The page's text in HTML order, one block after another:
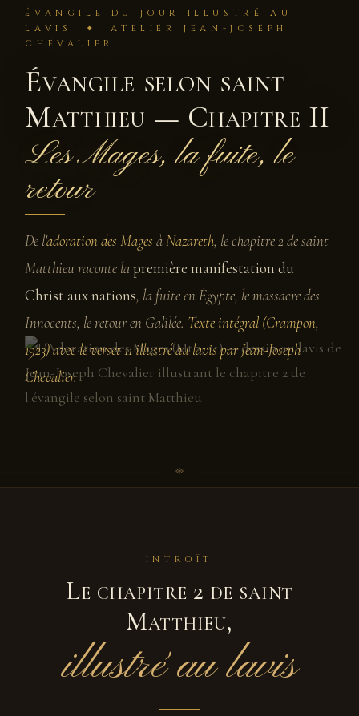
ÉVANGILE DU JOUR ILLUSTRÉ AU
LAVIS ✦ ATELIER JEAN-JOSEPH
CHEVALIER
Évangile selon saint
Matthieu — Chapitre II
Les Mages, la fuite, le
retour
De l'adoration des Mages àNazareth, le chapitre 2 de saint
Matthieu raconte lapremière manifestation du
Christ aux nations, la fuite en Égypte, le massacre des
Innocents, le retour en Galilée. Texte intégral (Crampon,
1923) avec le verset 11 illustré au lavis par Jean-Joseph
Chevalier.
INTROÏT
Le chapitre 2 de saint
Matthieu,
illustré au lavis